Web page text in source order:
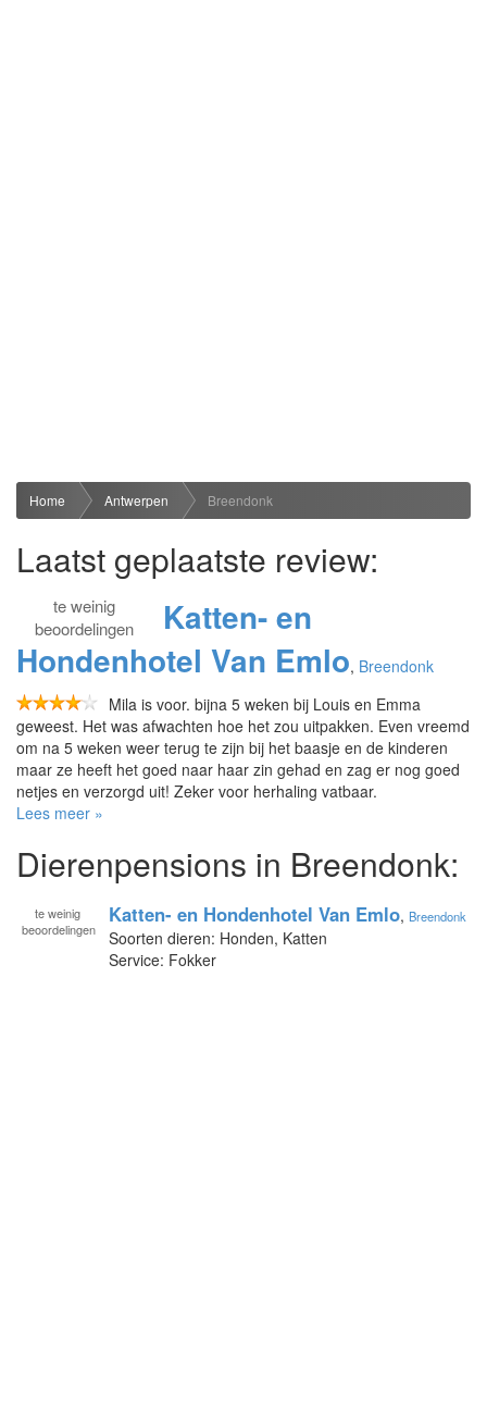
Home Antwerpen Breendonk
Laatst geplaatste review:
teweinig
beoordelingen
Katten- en
Hondenhotel Van Emlo, Breendonk
Mila is voor. bijna 5 weken bij Louis en Emma
geweest. Het was afwachten hoe het zou uitpakken. Even vreemd
om na 5 weken weer terug te zijn bij het baasje en de kinderen
maar ze heeft het goed naar haar zin gehad en zag er nog goed
netjes en verzorgd uit! Zeker voor herhaling vatbaar.
Lees meer »
Dierenpensions in Breendonk:
te weinig
beoordelingen
Katten- en Hondenhotel Van Emlo, Breendonk
Soorten dieren: Honden, Katten
Service: Fokker